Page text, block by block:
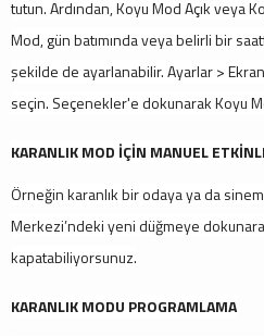
tutun. Ardından, Koyu Mod Açık veya
Mod, gün batımında veya belirli bir
şekilde de ayarlanabilir. Ayarlar >
seçin. Seçenekler'e dokunarak Koyu
KARANLIK MOD İÇİN MANUEL
Örneğin karanlık bir odaya ya da
Merkezi’ndeki yeni düğmeye
kapatabiliyorsunuz.
KARANLIK MODU PROGRAMLAMA